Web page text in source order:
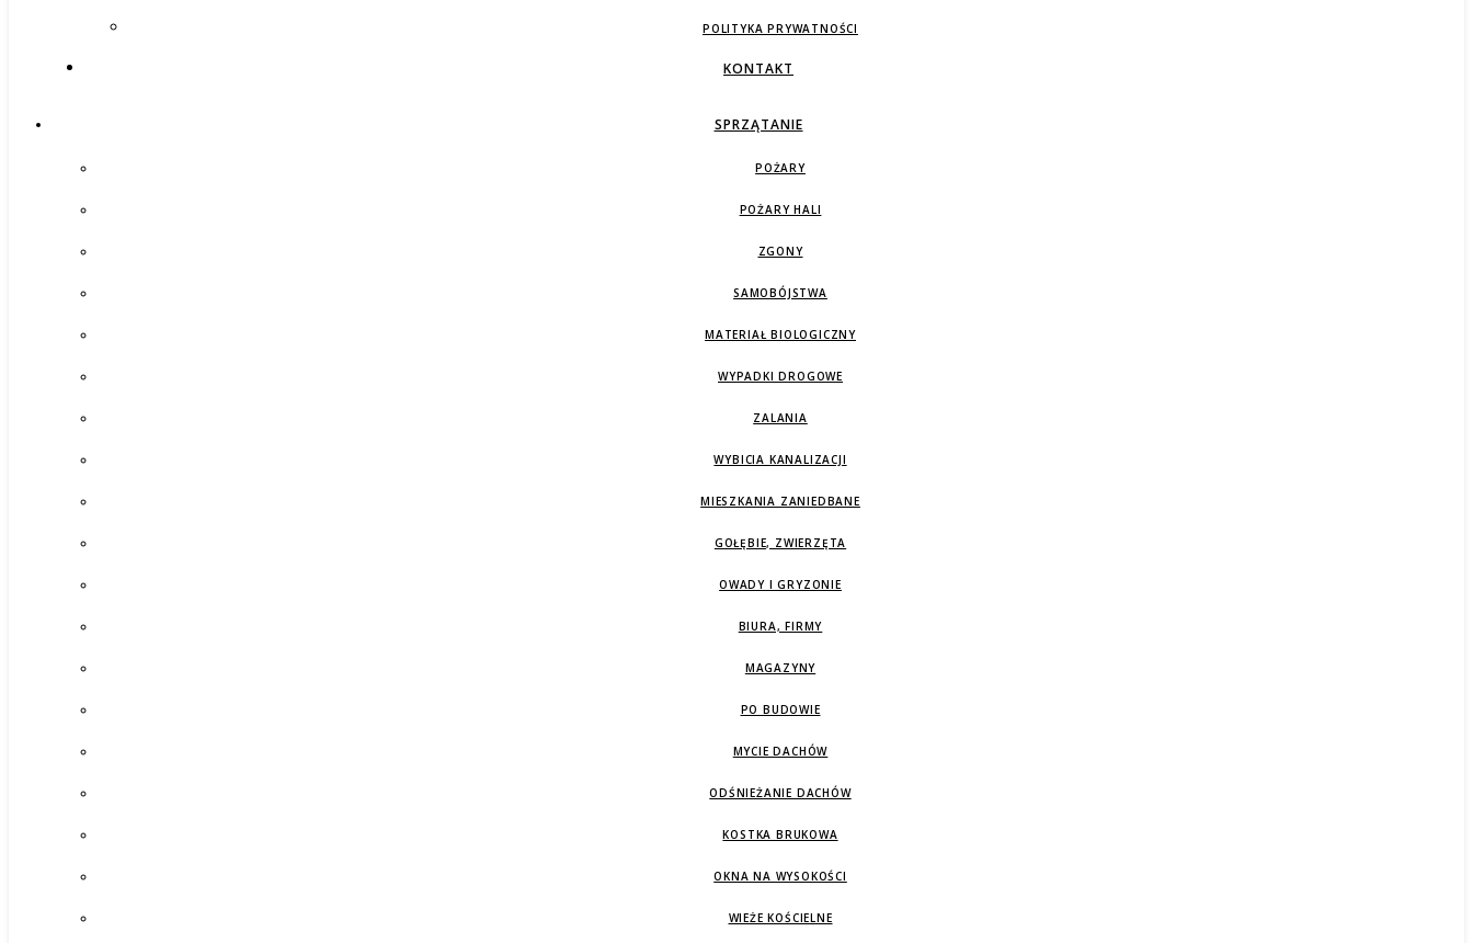
POLITYKA PRYWATNOŚCI
KONTAKT
SPRZĄTANIE
POŻARY
POŻARY HALI
ZGONY
SAMOBÓJSTWA
MATERIAŁ BIOLOGICZNY
WYPADKI DROGOWE
ZALANIA
WYBICIA KANALIZACJI
MIESZKANIA ZANIEDBANE
GOŁĘBIE, ZWIERZĘTA
OWADY I GRYZONIE
BIURA, FIRMY
MAGAZYNY
PO BUDOWIE
MYCIE DACHÓW
ODŚNIEŻANIE DACHÓW
KOSTKA BRUKOWA
OKNA NA WYSOKOŚCI
WIEŻE KOŚCIELNE